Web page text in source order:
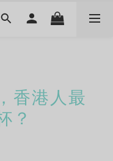
香港人最
？